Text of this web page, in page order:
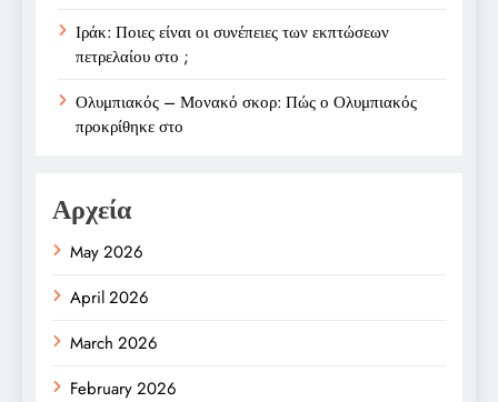
Ιράκ: Ποιες είναι οι συνέπειες των εκπτώσεων
πετρελαίου στο ;
Ολυμπιακός – Μονακό σκορ: Πώς ο Ολυμπιακός
προκρίθηκε στο
Αρχεία
May 2026
April 2026
March 2026
February 2026